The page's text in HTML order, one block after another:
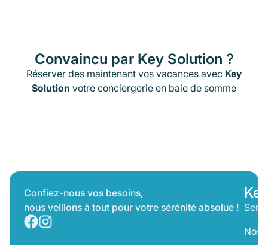
Convaincu par Key Solution ?
Réserver des maintenant vos vacances avec Key
Solution votre conciergerie en baie de somme
Confiez-nous vos besoins,
nous veillons à tout pour votre sérénité absolue !
Nos